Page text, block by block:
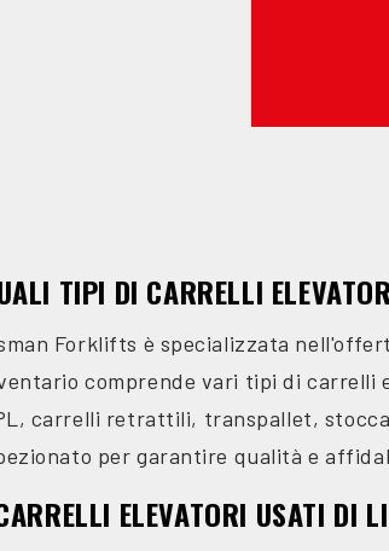
TIPI DI CARRELLI
Forklifts è specializzata
comprende vari tipi di
carrelli retrattili, transpallet,
per garantire qualità e
ELEVATORI USATI DI